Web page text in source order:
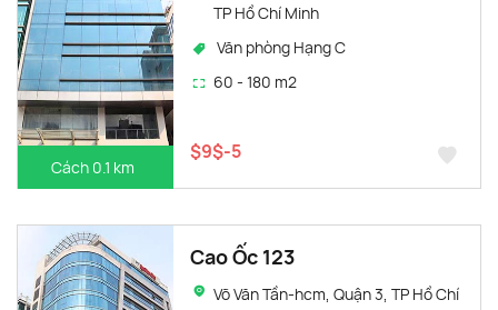
Cách 0.1 km
TP Hồ Chí Minh
Văn phòng Hạng C
60 - 180 m2
$9$-5
Cao Ốc 123
Võ Văn Tần-hcm, Quận 3, TP Hồ Chí